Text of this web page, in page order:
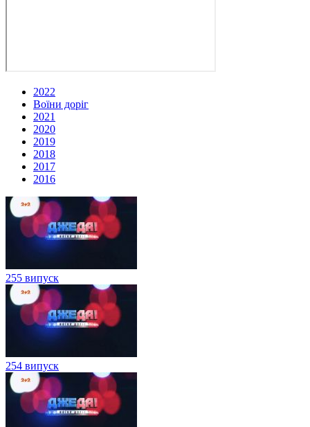
2022
Воїни доріг
2021
2020
2019
2018
2017
2016
255 випуск
254 випуск